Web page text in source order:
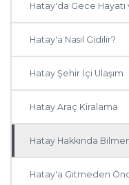
Hatay'da Gece
Hatay'a Nasıl Gidilir?
Hatay Şehir İçi Ulaşım
Hatay Araç Kiralama
Hatay Hakkında
Hatay'a Gitmeden